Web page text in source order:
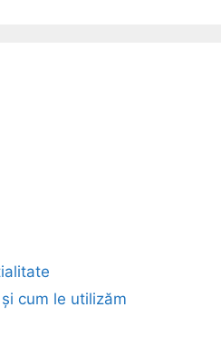
cum le utilizăm